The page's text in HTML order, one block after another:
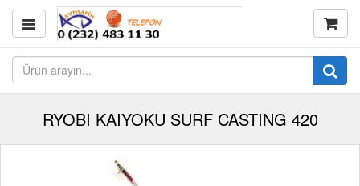
RYOBI KAIYOKU SURF CASTING 420